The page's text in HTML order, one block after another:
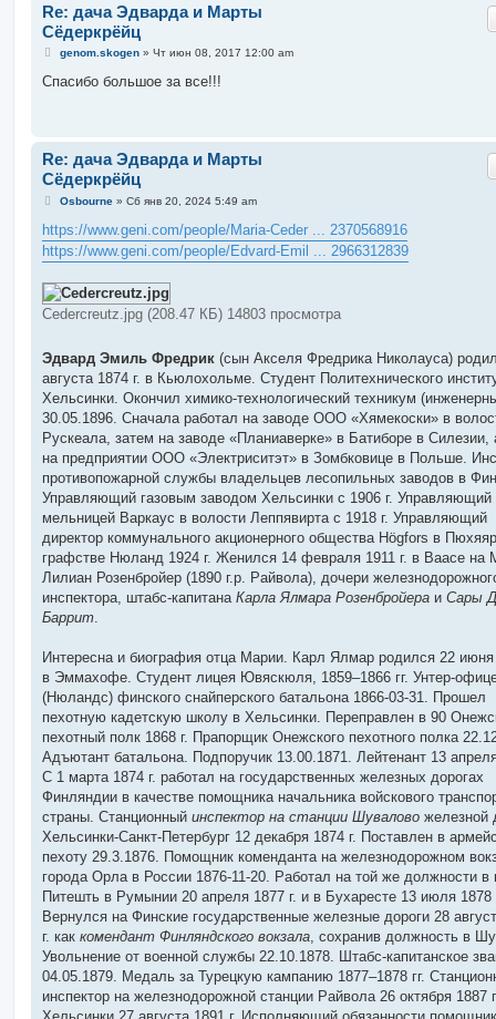
Re: дача Эдварда и Марты
Сёдеркрёйц
С
о
и
е
genom.skogen» Чт июн 08, 2017 12:00 am
Спасибо большое за все!!!
Re: дача Эдварда и Марты
Сёдеркрёйц
С
о
б
щ
е
и
е
Osbourne» Сб янв 20, 2024 5:49 am
https://www.geni.com/people/Maria-Ceder ... 2370568916
https://www.geni.com/people/Edvard-Emil ... 2966312839
Cedercreutz.jpg (208.47 КБ) 14803 просмотра
Эдвард Эмиль Фредрик (сын Акселя Фредрика Николауса)
августа 1874 г. в Кьюлохольме. Студент Политехнического
Хельсинки. Окончил химико-технологический техникум
30.05.1896. Сначала работал на заводе ООО «Хямекоски» в
Рускеала, затем на заводе «Планиаверке» в Батиборе в Силезии,
на предприятии ООО «Электриситэт» в Зомбковице в Польше.
противопожарной службы владельцев лесопильных заводов в
Управляющий газовым заводом Хельсинки с 1906 г. Управляющий
мельницей Варкаус в волости Леппявирта с 1918 г. Управляющий
директор коммунального акционерного общества Högfors в
графстве Нюланд 1924 г. Женился 14 февраля 1911 г. в Ваасе на
Лилиан Розенбройер (1890 г.р. Райвола), дочери
инспектора, штабс-капитана Карла Ялмара Розенбройера и Сары
Баррит
Интересна и биография отца Марии. Карл Ялмар родился 22 июня
в Эммахофе. Студент лицея Ювяскюля, 1859–1866 гг. Унтер-
(Нюландс) финского снайперского батальона 1866-03-31. Прошел
пехотную кадетскую школу в Хельсинки. Переправлен в 90
пехотный полк 1868 г. Прапорщик Онежского пехотного полка
Адъютант батальона. Подпоручик 13.00.1871. Лейтенант 13
С 1 марта 1874 г. работал на государственных железных дорогах
Финляндии в качестве помощника начальника войскового
страны. Станционный инспектор на станции Шувалово железной
Хельсинки-Санкт-Петербург 12 декабря 1874 г. Поставлен в
пехоту 29.3.1876. Помощник коменданта на железнодорожном
города Орла в России 1876-11-20. Работал на той же должности в
Питешть в Румынии 20 апреля 1877 г. и в Бухаресте 13 июля 1878
Вернулся на Финские государственные железные дороги 28
г. как комендант Финляндского вокзала , сохранив должность в
Увольнение от военной службы 22.10.1878. Штабс-капитанское
04.05.1879. Медаль за Турецкую кампанию 1877–1878 гг.
инспектор на железнодорожной станции Райвола 26 октября 1887